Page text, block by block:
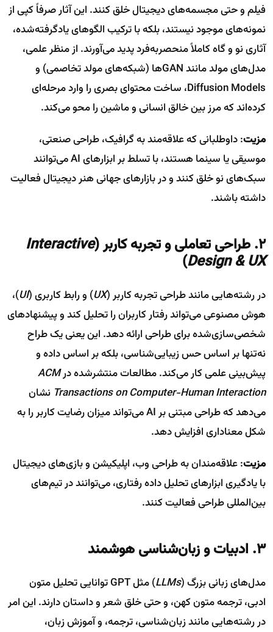
فیلم و حتی مجسمه‌های دیجیتال خلق کنند. این آثار صرفاً کپی از
نمونه‌های موجود نیستند، بلکه با ترکیب الگوهای یادگرفته‌شده،
آثاری نو و گاه کاملاً منحصربه‌فرد پدید می‌آورند. از منظر علمی،
مدل‌های مولد مانند GANها (شبکه‌های مولد تخاصمی) و
Diffusion Models، ساخت محتوای بصری را وارد مرحله‌ای
کرده‌اند که مرز بین خالق انسانی و ماشین را محو می‌کند.
مزیت: داوطلبانی که علاقه‌مند به گرافیک، طراحی صنعتی،
موسیقی یا سینما هستند، با تسلط بر ابزارهای AI می‌توانند
سبک‌های نو خلق کنند و در بازارهای جهانی هنر دیجیتال فعالیت
داشته باشند.
۲. طراحی تعاملی و تجربه کاربر ( Interactive
Design & UX
)
در رشته‌هایی مانند طراحی تجربه کاربر (UX) و رابط کاربری (UI)،
هوش مصنوعی می‌تواند رفتار کاربران را تحلیل کند و پیشنهادهای
شخصی‌سازی‌شده برای طراحی ارائه دهد. این یعنی یک طراح
نه‌تنها بر اساس حس زیبایی‌شناسی، بلکه بر اساس داده و
پیش‌بینی علمی کار می‌کند. مطالعات منتشرشده درACM
Transactions on Computer-Human Interaction نشان
می‌دهد که طراحی مبتنی بر AI می‌تواند میزان رضایت کاربر را به
شکل معناداری افزایش دهد.
مزیت: علاقه‌مندان به طراحی وب، اپلیکیشن و بازی‌های دیجیتال
با یادگیری ابزارهای تحلیل داده رفتاری، می‌توانند در تیم‌های
بین‌المللی طراحی فعالیت کنند.
۳. ادبیات و زبان‌شناسی هوشمند
مدل‌های زبانی بزرگ (LLMs
) مثل GPT توانایی تحلیل متون
ادبی، ترجمه متون کهن، و حتی خلق شعر و داستان دارند. این امر
در رشته‌هایی مانند زبان‌شناسی، ترجمه، و آموزش زبان،